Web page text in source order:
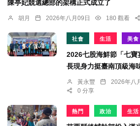
陳亭妃競選總部的架構正式成立了
胡月 2026年八月09日 180 觀看
社會 生活 美食
2026七股海鮮節「七
長現身力挺臺南頂級海
黃永豐 2026年八
0 分享
熱門 政治 生活